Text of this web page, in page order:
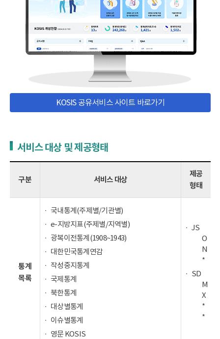
KOSIS 공유서비스 사이트 바로가기
서비스 대상 및 제공형태
구분 서비스 대상
제공
형태
통계
목록
국내통계(주제별/기관별)
e-지방지표(주제별/지역별)
광복이전통계(1908~1943)
대한민국통계연감
작성중지통계
국제통계
북한통계
대상별통계
이슈별통계
영문 KOSIS
JS
O
N
*
SD
M
X
*
*